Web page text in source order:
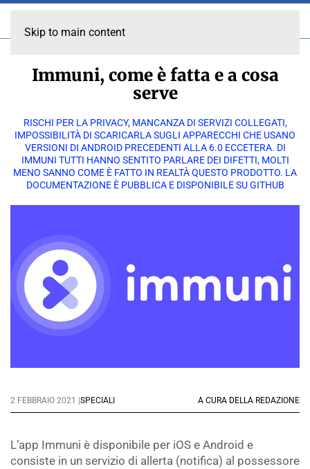
Skip to main content
Immuni, come è fatta e a cosa
serve
RISCHI PER LA PRIVACY, MANCANZA DI SERVIZI COLLEGATI,
IMPOSSIBILITÀ DI SCARICARLA SUGLI APPARECCHI CHE USANO
VERSIONI DI ANDROID PRECEDENTI ALLA 6.0 ECCETERA. DI
IMMUNI TUTTI HANNO SENTITO PARLARE DEI DIFETTI, MOLTI
MENO SANNO COME È FATTO IN REALTÀ QUESTO PRODOTTO. LA
DOCUMENTAZIONE È PUBBLICA E DISPONIBILE SU GITHUB
2 FEBBRAIO 2021 | SPECIALI A CURA DELLA REDAZIONE
L’app Immuni è disponibile per iOS e Android e
consiste in un servizio di allerta (notifica) al possessore